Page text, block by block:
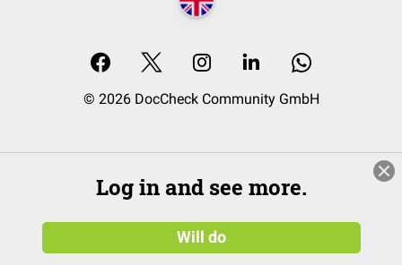
© 2026 DocCheck Community GmbH
Log in and see more.
Will do